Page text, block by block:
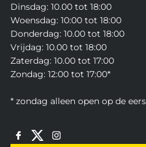
Dinsdag: 10.00 tot 18:00
Woensdag: 10:00 tot 18:00
Donderdag: 10.00 tot 18:00
Vrijdag: 10.00 tot 18:00
Zaterdag: 10.00 tot 17:00
Zondag: 12:00 tot 17:00*
* zondag alleen open op de